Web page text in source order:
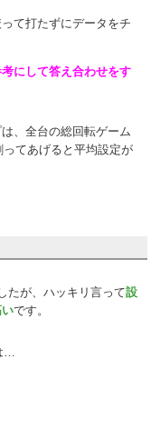
て打たずにデータをチ
にして答え合わせをす
、全台の総回転ゲーム
てあげると平均設定が
たが、ハッキリ言って設
です。
…